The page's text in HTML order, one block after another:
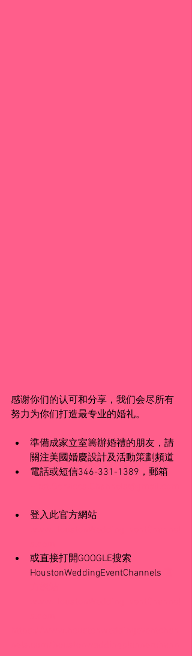
感谢你们的认可和分享，我们会尽所有
努力为你们打造最专业的婚礼。
準備成家立室籌辦婚禮的朋友，請
關注美國婚慶設計及活動策劃頻道
電話或短信346-331-1389，郵箱
登入此官方網站
或直接打開GOOGLE搜索
HoustonWeddingEventChannels